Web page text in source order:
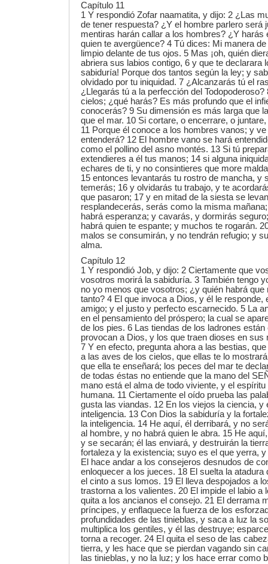
Capítulo 11
1 Y respondió Zofar naamatita, y dijo: 2 ¿Las
de tener respuesta? ¿Y el hombre parlero será
mentiras harán callar a los hombres? ¿Y harás
quien te avergüence? 4 Tú dices: Mi manera
limpio delante de tus ojos. 5 Mas ¡oh, quién
abriera sus labios contigo, 6 y que te declarara
sabiduría! Porque dos tantos según la ley; y
olvidado por tu iniquidad. 7 ¿Alcanzarás tú el
¿Llegarás tú a la perfección del
cielos; ¿qué harás? Es más profundo que el
conocerás? 9 Su dimensión es más larga que
que el mar. 10 Si cortare, o encerrare, o
11 Porque él conoce a los hombres vanos; y
entenderá? 12 El hombre vano se hará
como el pollino del asno montés. 13 Si tú
extendieres a él tus manos; 14 si alguna
echares de ti, y no consintieres que more
15 entonces levantarás tu rostro de mancha, y
temerás; 16 y olvidarás tu trabajo, y te
que pasaron; 17 y en mitad de la siesta se
resplandecerás, serás como la misma
habrá esperanza; y cavarás, y dormirás
habrá quien te espante; y muchos te rogarán.
malos se consumirán, y no tendrán refugio; y
alma.
Capítulo 12
1 Y respondió Job, y dijo: 2 Ciertamente que
vosotros morirá la sabiduría. 3 También tengo
no yo menos que vosotros; ¿y quién habrá que
tanto? 4 El que invoca a Dios, y él le responde,
amigo; y el justo y perfecto escarnecido. 5 La
en el pensamiento del próspero; la cual se
de los pies. 6 Las tiendas de los ladrones
provocan a Dios, y los que traen dioses en
7 Y en efecto, pregunta ahora a las bestias,
a las aves de los cielos, que ellas te lo
que ella te enseñará; los peces del mar te
de todas éstas no entiende que la mano del
mano está el alma de todo viviente, y el
humana. 11 Ciertamente el oído prueba las
gusta las viandas. 12 En los viejos la ciencia, y
inteligencia. 13 Con Dios la sabiduría y la
la inteligencia. 14 He aquí, él derribará, y no
al hombre, y no habrá quien le abra. 15 He
y se secarán; él las enviará, y destruirán la
fortaleza y la existencia; suyo es el que yerra,
El hace andar a los consejeros desnudos de
enloquecer a los jueces. 18 El suelta la atadura
el cinto a sus lomos. 19 El lleva despojados a
trastorna a los valientes. 20 El impide el labio a
quita a los ancianos el consejo. 21 El derrama
príncipes, y enflaquece la fuerza de los
profundidades de las tinieblas, y saca a luz la
multiplica los gentiles, y él las destruye;
torna a recoger. 24 El quita el seso de las
tierra, y les hace que se pierdan vagando sin
las tinieblas, y no la luz; y los hace errar como